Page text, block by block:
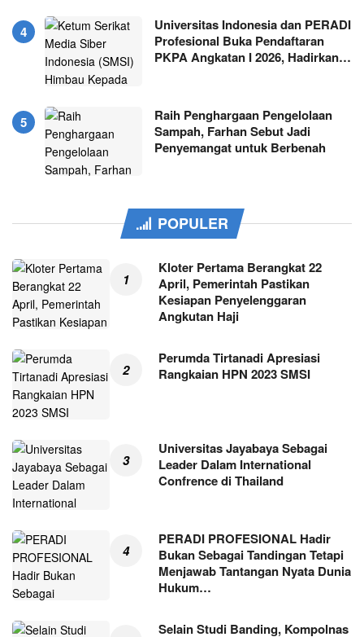
Universitas Indonesia dan PERADI
Profesional Buka Pendaftaran
PKPA Angkatan I 2026, Hadirkan…
Raih Penghargaan Pengelolaan
Sampah, Farhan Sebut Jadi
Penyemangat untuk Berbenah
POPULER
Kloter Pertama Berangkat 22
April, Pemerintah Pastikan
Kesiapan Penyelenggaran
Angkutan Haji
Perumda Tirtanadi Apresiasi
Rangkaian HPN 2023 SMSI
Universitas Jayabaya Sebagai
Leader Dalam International
Confrence di Thailand
PERADI PROFESIONAL Hadir
Bukan Sebagai Tandingan Tetapi
Menjawab Tantangan Nyata Dunia
Hukum…
Selain Studi Banding, Kompolnas